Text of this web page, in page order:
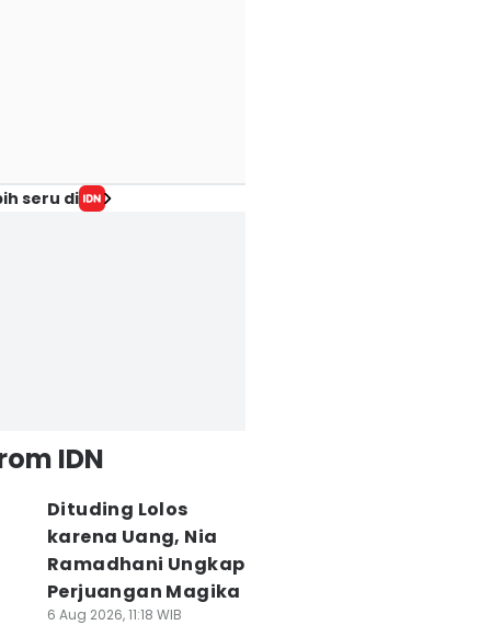
seru di
IDN
Dituding Lolos
karena Uang, Nia
Ramadhani Ungkap
Perjuangan Magika
6 Aug 2026, 11:18 WIB